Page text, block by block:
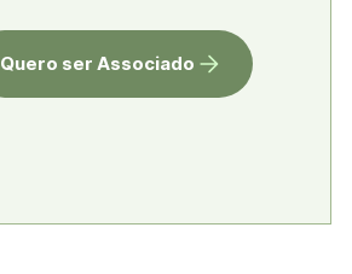
Quero ser Associado